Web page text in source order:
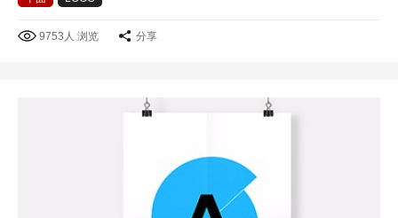
9753人 浏览 分享